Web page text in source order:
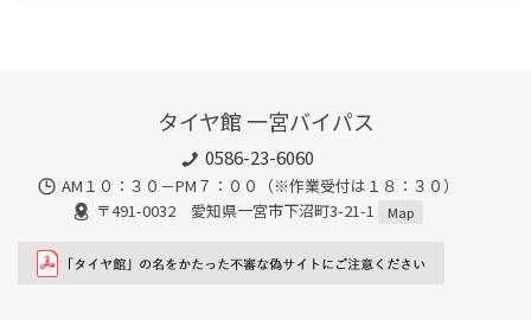
タイヤ館 一宮バイパス
0586-23-6060
AM１０：３０－PM７：００（※作業受付は１８：３０）
〒491-0032 愛知県一宮市下沼町3-21-1
Map